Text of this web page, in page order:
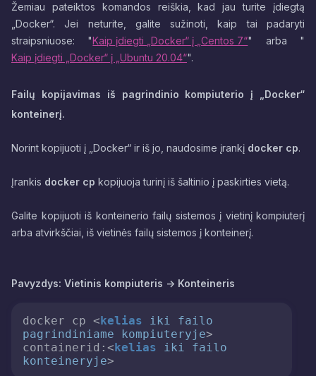
Žemiau pateiktos komandos reiškia, kad jau turite įdiegtą
„Docker“. Jei neturite, galite sužinoti, kaip tai padaryti
straipsniuose: "Kaip įdiegti „Docker“ į „Centos 7“" arba "
Kaip įdiegti „Docker“ į „Ubuntu 20.04“".
Failų kopijavimas iš pagrindinio kompiuterio į „Docker“
konteinerį.
Norint kopijuoti į „Docker“ ir iš jo, naudosime įrankį docker cp.
Įrankis docker cp kopijuoja turinį iš šaltinio į paskirties vietą.
Galite kopijuoti iš konteinerio failų sistemos į vietinį kompiuterį
arba atvirkščiai, iš vietinės failų sistemos į konteinerį.
Pavyzdys: Vietinis kompiuteris -> Konteineris
docker cp <kelias iki
failo
pagrindiniame
kompiuteryje>
containerid: <kelias iki
failo
konteineryje>